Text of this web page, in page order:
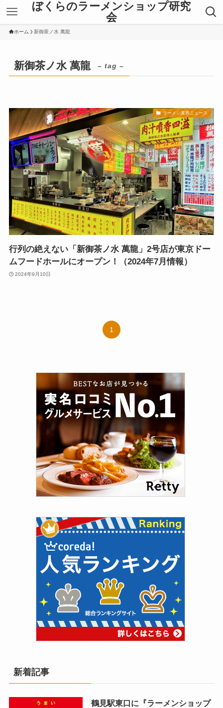
ぼくらのラーメンショップ研究
会
ホーム 新御茶ノ水 萬龍
新御茶ノ水 萬龍 – tag –
ラーメン業界ニュース
行列の絶えない「新御茶ノ水 萬龍」2号店が東京ドー
ムフードホールにオープン！（2024年7月情報）
2024年9月10日
1
新着記事
鶴見駅東口に『ラーメンショップ